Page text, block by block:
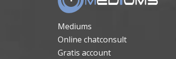
Mediums
Online chatconsult
Gratis account